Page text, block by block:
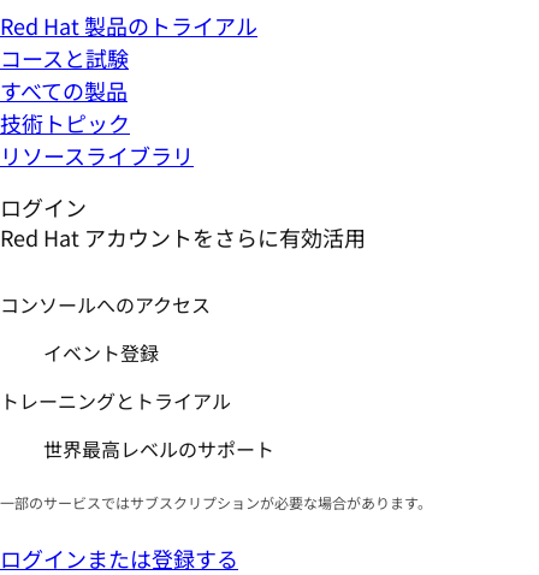
Red Hat 製品のトライアル
コースと試験
すべての製品
技術トピック
リソースライブラリ
ログイン
Red Hat アカウントをさらに有効活用
コンソールへのアクセス
イベント登録
トレーニングとトライアル
世界最高レベルのサポート
一部のサービスではサブスクリプションが必要な場合があります。
ログインまたは登録する